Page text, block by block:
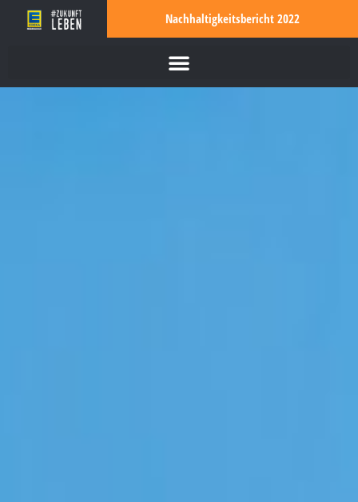
Nachhaltigkeitsbericht 2022